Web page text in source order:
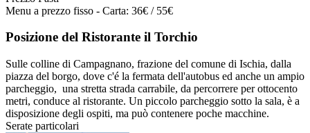
Menu a prezzo fisso - Carta: 36€ / 55€
Posizione del Ristorante il Torchio
Sulle colline di Campagnano, frazione del comune di Ischia, dalla
piazza del borgo, dove c'é la fermata dell'autobus ed anche un ampio
parcheggio, una stretta strada carrabile, da percorrere per ottocento
metri, conduce al ristorante. Un piccolo parcheggio sotto la sala, è a
disposizione degli ospiti, ma può contenere poche macchine.
Serate particolari